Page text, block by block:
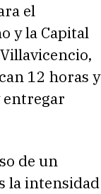
el
y la Capital
12 horas y
entregar
de un
la intensidad